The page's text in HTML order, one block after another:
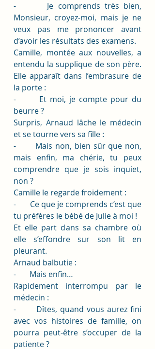
-       Je comprends très bien,
Monsieur, croyez-moi, mais je ne
veux pas me prononcer avant
d’avoir les résultats des examens.
Camille, montée aux nouvelles, a
entendu la supplique de son père.
Elle apparaît dans l’embrasure de
la porte :
-       Et moi, je compte pour du
beurre ?
Surpris, Arnaud lâche le médecin
et se tourne vers sa fille :
-       Mais non, bien sûr que non,
mais enfin, ma chérie, tu peux
comprendre que je sois inquiet,
non ?
Camille le regarde froidement :
-       Ce que je comprends c’est que
tu préfères le bébé de Julie à moi !
Et elle part dans sa chambre où
elle s’effondre sur son lit en
pleurant.
Arnaud balbutie :
-       Mais enfin…
Rapidement interrompu par le
médecin :
-       Dîtes, quand vous aurez fini
avec vos histoires de famille, on
pourra peut-être s’occuper de la
patiente ?